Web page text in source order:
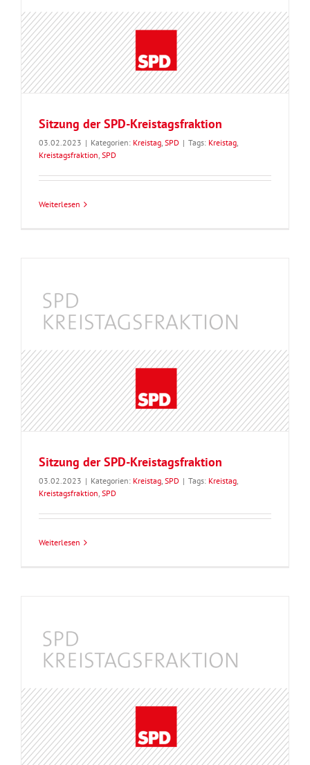
Sitzung der SPD-Kreistagsfraktion
03.02.2023 | Kategorien: Kreistag, SPD | Tags: Kreistag,
Kreistagsfraktion, SPD
Weiterlesen
Sitzung der SPD-Kreistagsfraktion
03.02.2023 | Kategorien: Kreistag, SPD | Tags: Kreistag,
Kreistagsfraktion, SPD
Weiterlesen